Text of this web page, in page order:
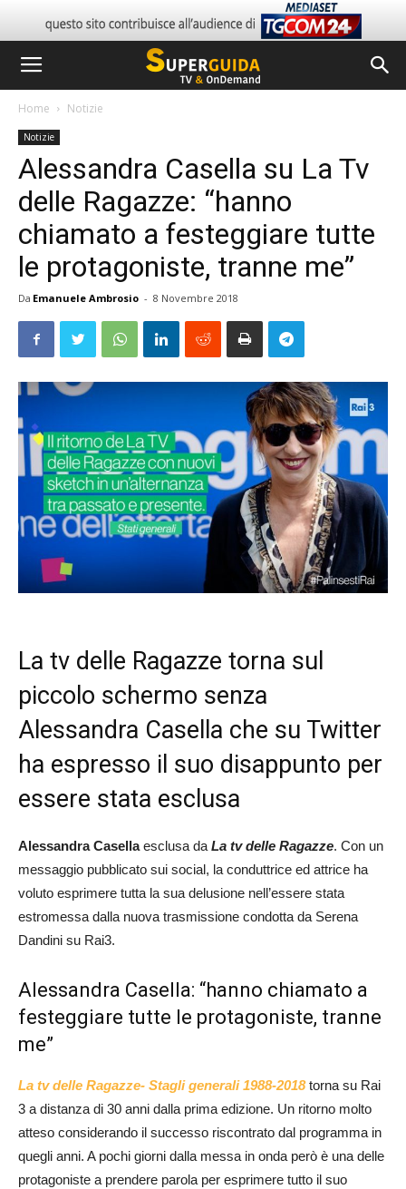
Home Notizie
Notizie
Alessandra Casella su La Tv
delle Ragazze: “hanno
chiamato a festeggiare tutte
le protagoniste, tranne me”
Da Emanuele Ambrosio - 8 Novembre 2018
La tv delle Ragazze torna sul
piccolo schermo senza
Alessandra Casella che su Twitter
ha espresso il suo disappunto per
essere stata esclusa
Alessandra Casellaesclusa da La tv delle Ragazze. Con un
messaggio pubblicato sui social, la conduttrice ed attrice ha
voluto esprimere tutta la sua delusione nell’essere stata
estromessa dalla nuova trasmissione condotta da Serena
Dandini su Rai3.
Alessandra Casella: “hanno chiamato a
festeggiare tutte le protagoniste, tranne
me”
La tv delle Ragazze- Stagli generali 1988-2018torna su Rai
3 a distanza di 30 anni dalla prima edizione. Un ritorno molto
atteso considerando il successo riscontrato dal programma in
quegli anni. A pochi giorni dalla messa in onda però è una delle
protagoniste a prendere parola per esprimere tutto il suo